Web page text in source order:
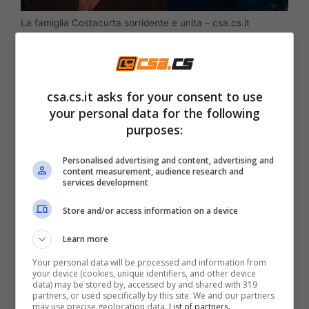
La famiglia Costacurta sorridente e unita – csa.cs.it
Tanti hanno pensato al classico figlio di
e hanno strumentalizzato la situazione, ma io
questa mer*** me la sono tirata addosso, l’ho
Colombari si è sentita una mamma sbagliata
che la colpa non è stata certo sua: “Achille è
stato sempre un bambino complicato, io l’ho
sempre protetto”.
Achille Costacurta, la
csa.cs.it asks for your consent to use
your personal data for the following
purposes:
Personalised advertising and content, advertising and
content measurement, audience research and
services development
Store and/or access information on a device
Learn more
Your personal data will be processed and information from
your device (cookies, unique identifiers, and other device
data) may be stored by, accessed by and shared with 319
partners, or used specifically by this site. We and our partners
may use precise geolocation data. List of partners.